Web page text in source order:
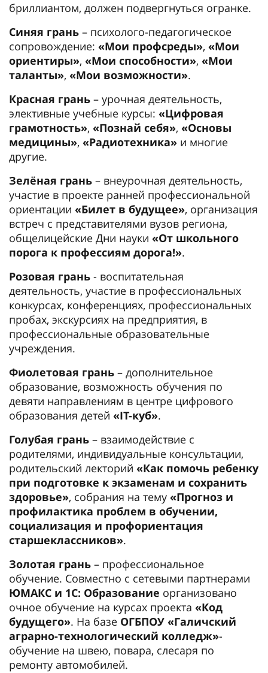
бриллиантом, должен подвергнуться огранке.
Синяя грань – психолого-педагогическое
сопровождение: «Мои профсреды», «Мои
ориентиры», «Мои способности», «Мои
таланты», «Мои возможности».
Красная грань – урочная деятельность,
элективные учебные курсы: «Цифровая
грамотность», «Познай себя», «Основы
медицины», «Радиотехника» и многие
другие.
Зелёная грань – внеурочная деятельность,
участие в проекте ранней профессиональной
ориентации «Билет в будущее», организация
встреч с представителями вузов региона,
общелицейские Дни науки «От школьного
порога к профессиям дорога!».
Розовая грань - воспитательная
деятельность, участие в профессиональных
конкурсах, конференциях, профессиональных
пробах, экскурсиях на предприятия, в
профессиональные образовательные
учреждения.
Фиолетовая грань – дополнительное
образование, возможность обучения по
девяти направлениям в центре цифрового
образования детей «IT-куб».
Голубая грань – взаимодействие с
родителями, индивидуальные консультации,
родительский лекторий «Как помочь ребенку
при подготовке к экзаменам и сохранить
здоровье», собрания на тему «Прогноз и
профилактика проблем в обучении,
социализация и профориентация
старшеклассников».
Золотая грань – профессиональное
обучение. Совместно с сетевыми партнерами
ЮМАКС и 1С: Образование организовано
очное обучение на курсах проекта «Код
будущего». На базе ОГБПОУ «Галичский
аграрно-технологический колледж»-
обучение на швею, повара, слесаря по
ремонту автомобилей.